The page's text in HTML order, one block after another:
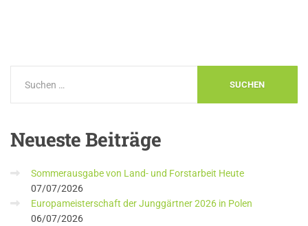
NeuesteBeiträge
Sommerausgabe von Land- und Forstarbeit Heute
07/07/2026
Europameisterschaft der Junggärtner 2026 in Polen
06/07/2026